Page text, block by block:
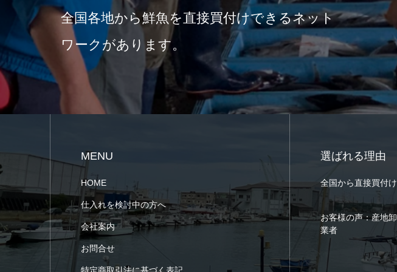
全国各地から鮮魚を直接買付けできるネット
ワークがあります。
MENU
HOME
仕入れを検討中の方へ
会社案内
お問合せ
選ばれる理由
全国から直接買付け
お客様の声：産地卸
業者